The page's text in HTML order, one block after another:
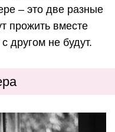
– это две разные
прожить вместе
другом не будут.